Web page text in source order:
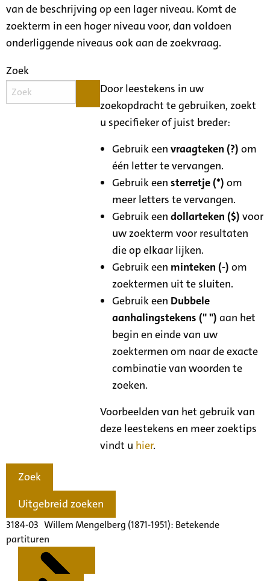
van de beschrijving op een lager niveau. Komt de
zoekterm in een hoger niveau voor, dan voldoen
onderliggende niveaus ook aan de zoekvraag.
Zoek
Door leestekens in uw
zoekopdracht te gebruiken, zoekt
u specifieker of juist breder:
Gebruik eenvraagteken (?) om
één letter te vervangen.
Gebruik eensterretje (*) om
meer letters te vervangen.
Gebruik eendollarteken ($) voor
uw zoekterm voor resultaten
die op elkaar lijken.
Gebruik een minteken (-) om
zoektermen uit te sluiten.
Gebruik een Dubbele
aanhalingstekens (" ") aan het
begin en einde van uw
zoektermen om naar de exacte
combinatie van woorden te
zoeken.
Voorbeelden van het gebruik van
deze leestekens en meer zoektips
vindt u hier.
Zoek
Uitgebreid zoeken
3184-03 Willem Mengelberg (1871-1951): Betekende
partituren